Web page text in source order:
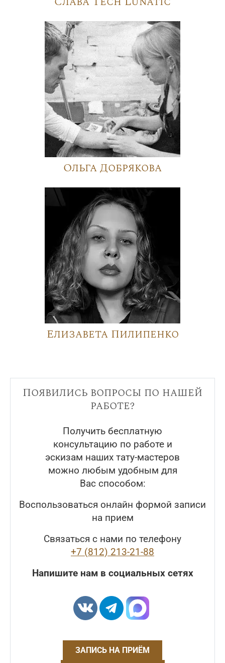
Ольга Добрякова
Елизавета Пилипенко
Появились вопросы по нашей
работе?
Получить бесплатную
консультацию по работе и
эскизам наших тату-мастеров
можно любым удобным для
Вас способом:
Воспользоваться онлайн формой записи
на прием
Связаться с нами по телефону
+7 (812) 213-21-88
Напишите нам в социальных сетях
ЗАПИСЬ НА ПРИЁМ